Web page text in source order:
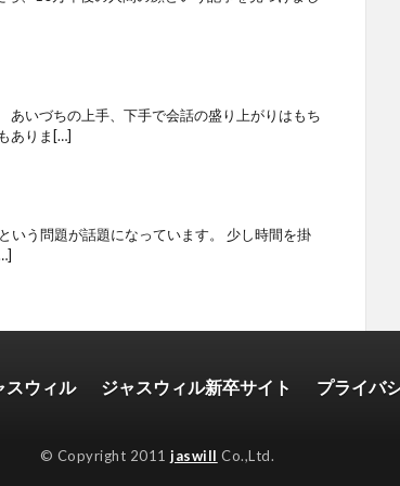
あいづちの上手、下手で会話の盛り上がりはもち
ありま[…]
う問題が話題になっています。 少し時間を掛
スウィル ジャスウィル新卒サイト プライバ
© Copyright 2011jaswill Co.,Ltd.